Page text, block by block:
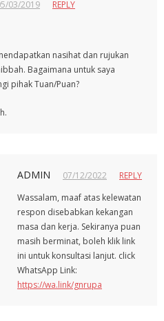
03/2019
REPLY
nasihat dan rujukan
Bagaimana untuk saya
pihak Tuan/Puan?
ADMIN 07/12/2022
REPLY
Wassalam, maaf atas kelewatan
respon disebabkan kekangan
masa dan kerja. Sekiranya puan
masih berminat, boleh klik link
ini untuk konsultasi lanjut. click
WhatsApp Link:
https://wa.link/gnrupa